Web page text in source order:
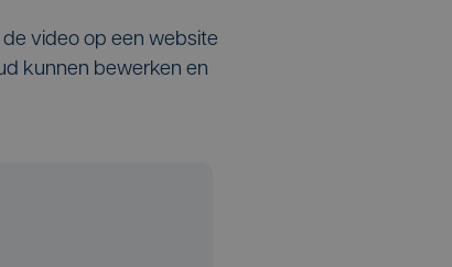
video op een website
kunnen bewerken en